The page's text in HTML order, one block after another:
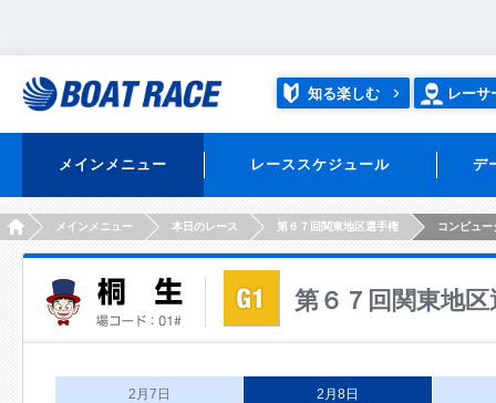
知る楽しむ レーサ
メインメニュー レーススケジュール デ
HOMEメインメニュー 本日のレース 第６７回関東地区選手権 コンピュー
第６７回関東地区
2月7日 2月8日